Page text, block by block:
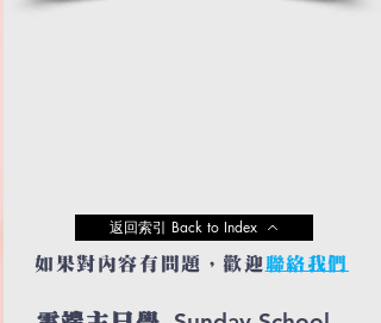
返回索引 Back to Index
如果對內容有問題，歡迎聯絡我們